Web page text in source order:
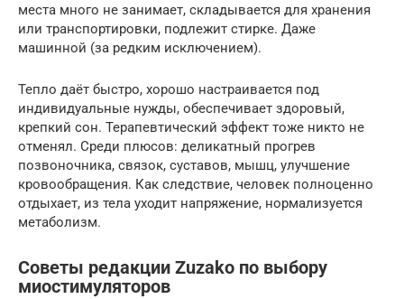
места много не занимает, складывается для хранения
или транспортировки, подлежит стирке. Даже
машинной (за редким исключением).
Тепло даёт быстро, хорошо настраивается под
индивидуальные нужды, обеспечивает здоровый,
крепкий сон. Терапевтический эффект тоже никто не
отменял. Среди плюсов: деликатный прогрев
позвоночника, связок, суставов, мышц, улучшение
кровообращения. Как следствие, человек полноценно
отдыхает, из тела уходит напряжение, нормализуется
метаболизм.
Советы редакции Zuzako по выбору
миостимуляторов